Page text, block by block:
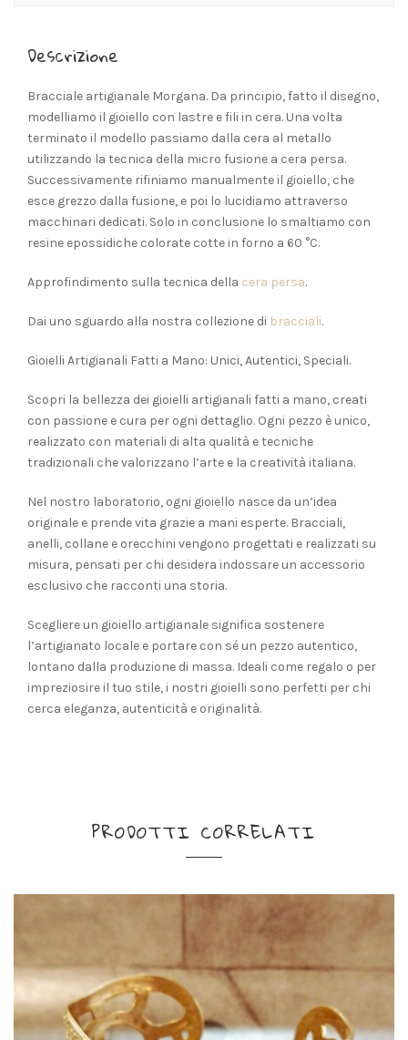
Descrizione
Bracciale artigianale Morgana. Da principio, fatto il disegno,
modelliamo il gioiello con lastre e fili in cera. Una volta
terminato il modello passiamo dalla cera al metallo
utilizzando la tecnica della micro fusione a cera persa.
Successivamente rifiniamo manualmente il gioiello, che
esce grezzo dalla fusione, e poi lo lucidiamo attraverso
macchinari dedicati. Solo in conclusione lo smaltiamo con
resine epossidiche colorate cotte in forno a 60 °C.
Approfindimento sulla tecnica della cera persa.
Dai uno sguardo alla nostra collezione di bracciali.
Gioielli Artigianali Fatti a Mano: Unici, Autentici, Speciali.
Scopri la bellezza dei gioielli artigianali fatti a mano, creati
con passione e cura per ogni dettaglio. Ogni pezzo è unico,
realizzato con materiali di alta qualità e tecniche
tradizionali che valorizzano l’arte e la creatività italiana.
Nel nostro laboratorio, ogni gioiello nasce da un’idea
originale e prende vita grazie a mani esperte. Bracciali,
anelli, collane e orecchini vengono progettati e realizzati su
misura, pensati per chi desidera indossare un accessorio
esclusivo che racconti una storia.
Scegliere un gioiello artigianale significa sostenere
l’artigianato locale e portare con sé un pezzo autentico,
lontano dalla produzione di massa. Ideali come regalo o per
impreziosire il tuo stile, i nostri gioielli sono perfetti per chi
cerca eleganza, autenticità e originalità.
PRODOTTI CORRELATI